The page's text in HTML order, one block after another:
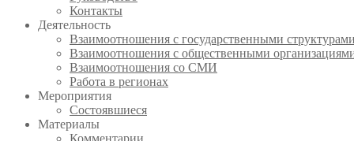
Контакты
Деятельность
Взаимоотношения с государственными
Взаимоотношения с общественными
Взаимоотношения со СМИ
Работа в регионах
Мероприятия
Состоявшиеся
Материалы
Комментарии